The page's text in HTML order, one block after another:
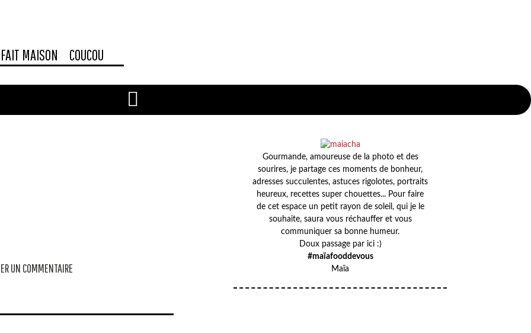
FAIT MAISON COUCOU
UN COMMENTAIRE
Gourmande, amoureuse de la photo et des
sourires, je partage ces moments de bonheur,
adresses succulentes, astuces rigolotes, portraits
heureux, recettes super chouettes... Pour faire
de cet espace un petit rayon de soleil, qui je le
souhaite, saura vous réchauffer et vous
communiquer sa bonne humeur.
Doux passage par ici :)
#maïafooddevous
Maïa